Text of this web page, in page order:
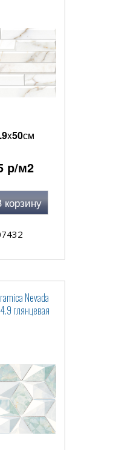
x50см
р/м2
корзину
Nevada
глянцевая